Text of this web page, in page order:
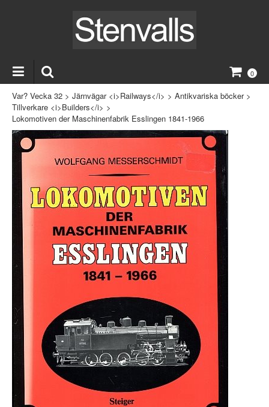
0
Var? Vecka 32 > Järnvägar <i>Railways</i> > Antikvariska böcker>
Tillverkare <i>Builders</i> >
Lokomotiven der Maschinenfabrik Esslingen 1841-1966